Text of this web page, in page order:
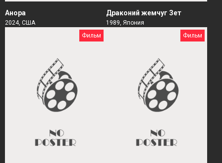
Анора
2024, США
Драконий жемчуг Зет
1989, Япония
Фильм
Фильм